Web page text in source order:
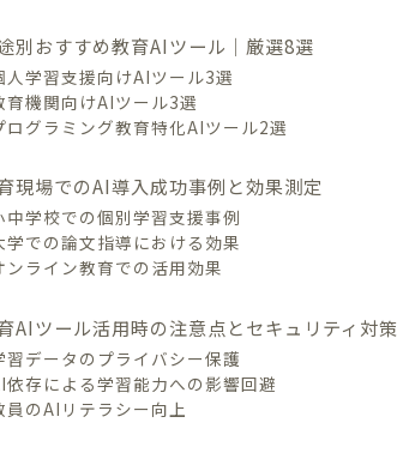
別おすすめ教育AIツール｜厳選8選
人学習支援向けAIツール3選
育機関向けAIツール3選
ログラミング教育特化AIツール2選
現場でのAI導入成功事例と効果測定
中学校での個別学習支援事例
学での論文指導における効果
ンライン教育での活用効果
AIツール活用時の注意点とセキュリティ対策
習データのプライバシー保護
依存による学習能力への影響回避
員のAIリテラシー向上